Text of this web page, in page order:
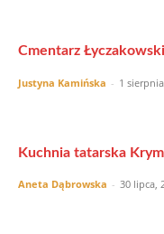
Cmentarz
Justyna Kamińska - 1
Kuchnia tatarska
Aneta Dąbrowska - 30 lipca,